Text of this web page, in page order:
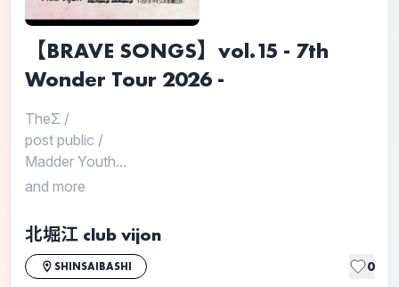
【BRAVE SONGS】vol.15 - 7th
Wonder Tour 2026 -
TheΣ /
post public /
Madder Youth...
and more
北堀江 club vijon
SHINSAIBASHI 0